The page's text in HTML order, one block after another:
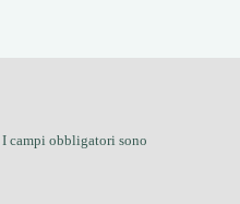
I campi obbligatori sono